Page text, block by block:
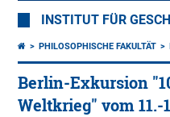
INSTITUT FÜR
PHILOSOPHISCHE FAKULTÄT
Berlin-Exkursion
Weltkrieg" vom 11.-